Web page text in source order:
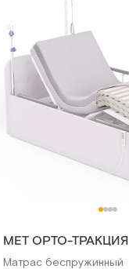
МЕТ ОРТО-ТРАКЦИЯ
Матрас беспружинный